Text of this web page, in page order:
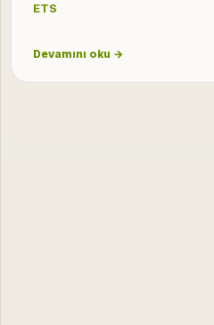
ETS
Devamını oku →